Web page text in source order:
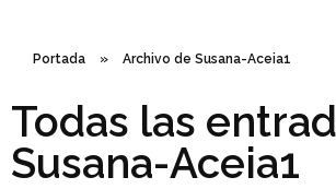
Portada » Archivo de Susana-Aceia1
Todas las
Susana-Aceia1